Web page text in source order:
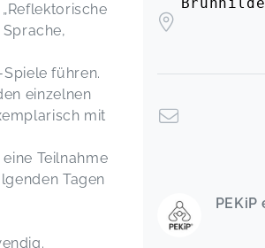
führen.
einzelnen
mit
Teilnahme
Tagen
PEKiP